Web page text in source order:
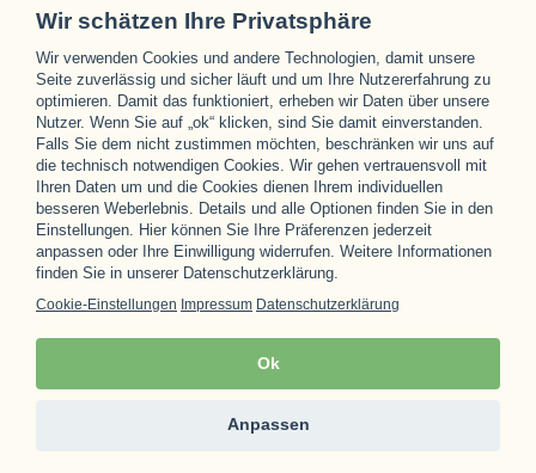
Unsere Partner
Wir schätzen Ihre Privatsphäre
Wir verwenden Cookies und andere Technologien, damit unsere
Seite zuverlässig und sicher läuft und um Ihre Nutzererfahrung zu
optimieren. Damit das funktioniert, erheben wir Daten über unsere
Nutzer. Wenn Sie auf „ok“ klicken, sind Sie damit einverstanden.
Falls Sie dem nicht zustimmen möchten, beschränken wir uns auf
die technisch notwendigen Cookies. Wir gehen vertrauensvoll mit
Ihren Daten um und die Cookies dienen Ihrem individuellen
besseren Weberlebnis. Details und alle Optionen finden Sie in den
Einstellungen. Hier können Sie Ihre Präferenzen jederzeit
anpassen oder Ihre Einwilligung widerrufen. Weitere Informationen
finden Sie in unserer Datenschutzerklärung.
Cookie-Einstellungen Impressum Datenschutzerklärung
Ok
Anpassen